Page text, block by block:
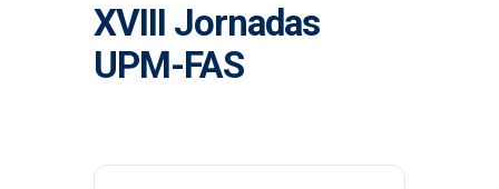
XVIII Jornadas
UPM-FAS